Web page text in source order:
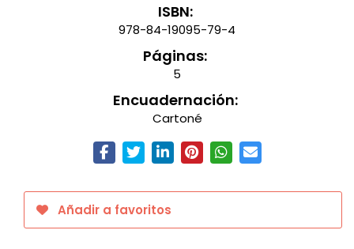
ISBN:
978-84-19095-79-4
Páginas:
5
Encuadernación:
Cartoné
Añadir a favoritos